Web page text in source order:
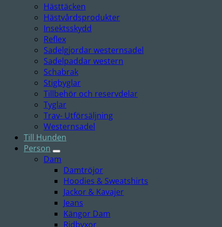
Hästtäcken
Hästvårdsprodukter
Insektsskydd
Reflex
Sadelgjordar westernsadel
Sadelpaddar western
Schabrak
Stigbyglar
Tillbehör och reservdelar
Tyglar
Trav- Utförsäljning
Westernsadel
Till Hunden
Person
Dam
Damtröjor
Hoodies & Sweatshirts
Jackor & Kavajer
Jeans
Kängor Dam
Ridbyxor